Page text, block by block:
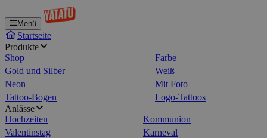
Menü
Startseite
Produkte
Shop
Farbe
Gold und Silber
Weiß
Neon
Mit Foto
Tattoo-Bogen
Logo-Tattoos
Anlässe
Hochzeiten
Kommunion
Valentinstag
Karneval